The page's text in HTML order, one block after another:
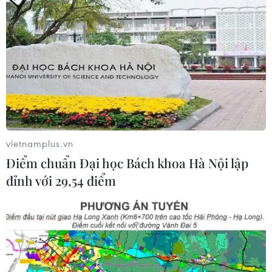
đốc Sở Giáo dục và Đào tạo tỉnh
Tuyên Quang
09/08/2026 14:38
Trường đại học sư phạm đầu tiên
công bố điểm chuẩn năm 2026
09/08/2026 09:43
Điểm chuẩn Trường Đại học
Phenikaa dao động từ 18 đến 27 điểm
Ngành nào dẫn đầu số điểm của
vietnamplus.vn
Điểm chuẩn Đại học Bách khoa Hà Nội lập
đỉnh với 29,54 điểm